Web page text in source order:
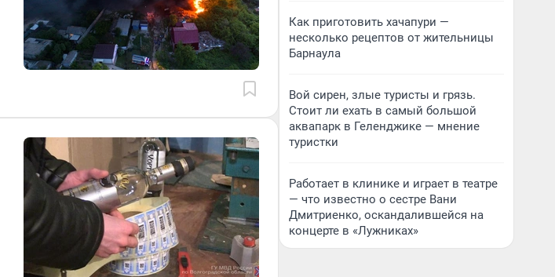
Как приготовить хачапури —
несколько рецептов от жительницы
Барнаула
Вой сирен, злые туристы и грязь.
Стоит ли ехать в самый большой
аквапарк в Геленджике — мнение
туристки
Работает в клинике и играет в театре
— что известно о сестре Вани
Дмитриенко, оскандалившейся на
концерте в «Лужниках»